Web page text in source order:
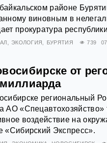
районе
виновным в
прокуратура
ЭКОЛОГИЯ БУРЯТИЯ 739
от
региональный
АО
воздействие на
«Сибирский Экспресс».